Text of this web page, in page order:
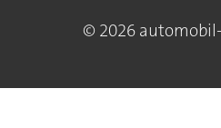
© 2026